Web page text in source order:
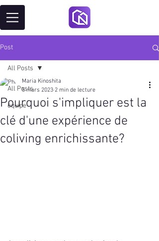
Post
All Posts
équipe
All Posts
Pourquoi s'impliquer est la
clé d'une expérience de
coliving enrichissante?
Maria Kinoshita
5 mars 2023 2 min de lecture